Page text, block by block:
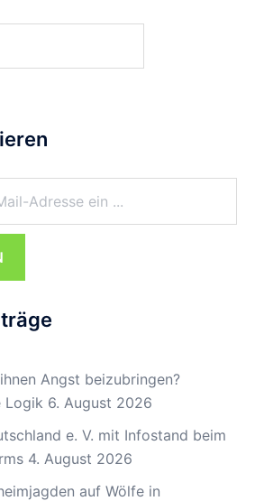
Angst beizubringen?
Logik 6. August 2026
e. V. mit Infostand beim
4. August 2026
auf Wölfe in